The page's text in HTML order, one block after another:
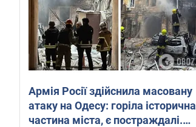
Армія Росії здійснила масовану
атаку на Одесу: горіла історична
частина міста, є постраждалі.